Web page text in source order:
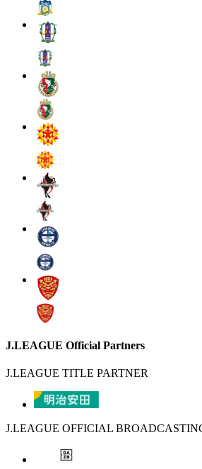
J.LEAGUE Official Partners
J.LEAGUE TITLE PARTNER
J.LEAGUE OFFICIAL